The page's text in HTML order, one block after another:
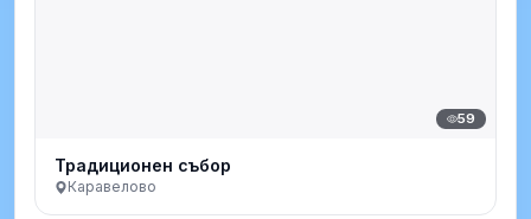
59
Традиционен събор
Каравелово